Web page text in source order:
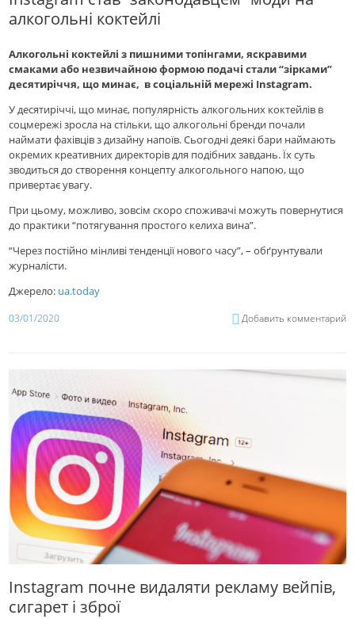
алкогольні коктейлі
Алкогольні коктейлі з пишними топінгами, яскравими
смаками або незвичайною формою подачі стали “зірками”
десятиріччя, що минає, в соціальній мережі Instagram.
У десятиріччі, що минає, популярність алкогольних коктейлів в
соцмережі зросла на стільки, що алкогольні бренди почали
наймати фахівців з дизайну напоїв. Сьогодні деякі бари наймають
окремих креативних директорів для подібних завдань. Їх суть
зводиться до створення концепту алкогольного напою, що
привертає увагу.
При цьому, можливо, зовсім скоро споживачі можуть повернутися
до практики “потягування простого келиха вина”.
“Через постійно мінливі тенденції нового часу”, – обґрунтували
журналісти.
Джерело: ua.today
03/01/2020 Добавить комментарий
Instagram почне видаляти рекламу вейпів,
сигарет і зброї